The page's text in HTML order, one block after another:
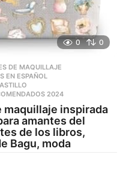
0 0
DE MAQUILLAJE
EN ESPAÑOL
2024
maquillaje inspirada
amantes del
de los libros,
Bagu, moda